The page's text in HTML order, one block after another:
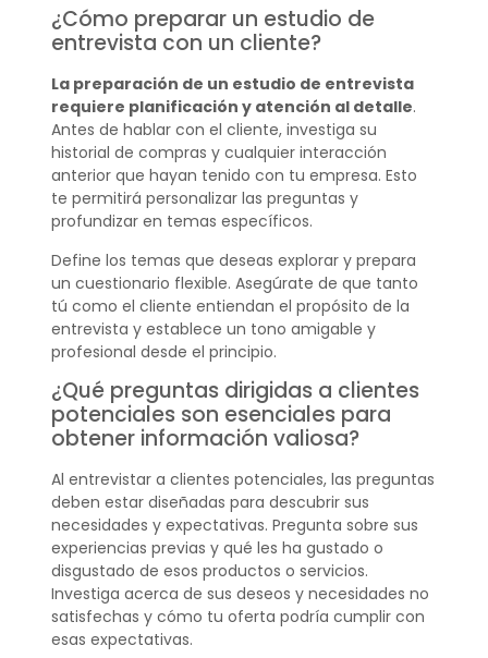
¿Cómo preparar un estudio de
entrevista con un cliente?
La preparación de un estudio de entrevista
requiere planificación y atención al detalle.
Antes de hablar con el cliente, investiga su
historial de compras y cualquier interacción
anterior que hayan tenido con tu empresa. Esto
te permitirá personalizar las preguntas y
profundizar en temas específicos.
Define los temas que deseas explorar y prepara
un cuestionario flexible. Asegúrate de que tanto
tú como el cliente entiendan el propósito de la
entrevista y establece un tono amigable y
profesional desde el principio.
¿Qué preguntas dirigidas a clientes
potenciales son esenciales para
obtener información valiosa?
Al entrevistar a clientes potenciales, las preguntas
deben estar diseñadas para descubrir sus
necesidades y expectativas. Pregunta sobre sus
experiencias previas y qué les ha gustado o
disgustado de esos productos o servicios.
Investiga acerca de sus deseos y necesidades no
satisfechas y cómo tu oferta podría cumplir con
esas expectativas.